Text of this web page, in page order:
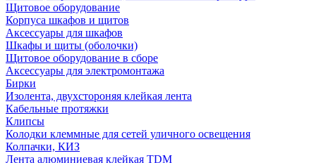
Щитовое оборудование
Корпуса шкафов и щитов
Аксессуары для шкафов
Шкафы и щиты (оболочки)
Щитовое оборудование в сборе
Аксессуары для электромонтажа
Бирки
Изолента, двухстороняя клейкая лента
Кабельные протяжки
Клипсы
Колодки клеммные для сетей уличного освещения
Колпачки, КИЗ
Лента алюминиевая клейкая TDM